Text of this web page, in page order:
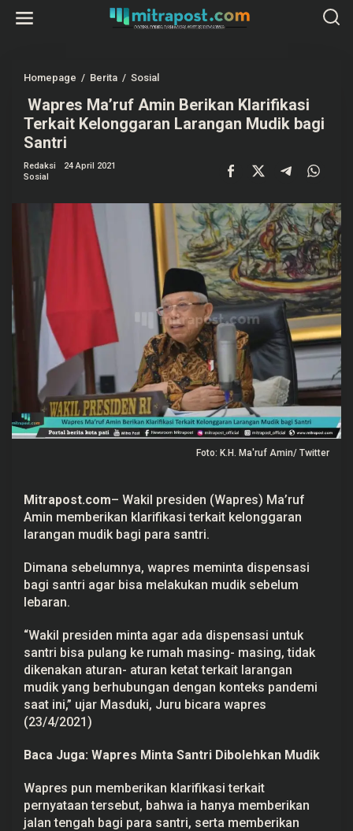
Homepage / Berita / Sosial
a
p
r
B
e
r
i
k
a
n
K
l
a
r
i
f
i
e
r
a
t
K
e
g
g
a
r
n
L
n
g
n
M
u
d
Wapres Ma’ruf Amin Berikan Klarifikasi
Terkait Kelonggaran Larangan Mudik bagi
Santri
Redaksi
24 April 2021
Sosial
Foto: K.H. Ma'ruf Amin/ Twitter
Mitrapost.com– Wakil presiden (Wapres) Ma’ruf
Amin memberikan klarifikasi terkait kelonggaran
larangan mudik bagi para santri.
Dimana sebelumnya, wapres meminta dispensasi
bagi santri agar bisa melakukan mudik sebelum
lebaran.
“Wakil presiden minta agar ada dispensasi untuk
santri bisa pulang ke rumah masing- masing, tidak
dikenakan aturan- aturan ketat terkait larangan
mudik yang berhubungan dengan konteks pandemi
saat ini,” ujar Masduki, Juru bicara wapres
(23/4/2021)
Baca Juga: Wapres Minta Santri Dibolehkan Mudik
Wapres pun memberikan klarifikasi terkait
pernyataan tersebut, bahwa ia hanya memberikan
jalan tengah bagi para santri, serta memberikan